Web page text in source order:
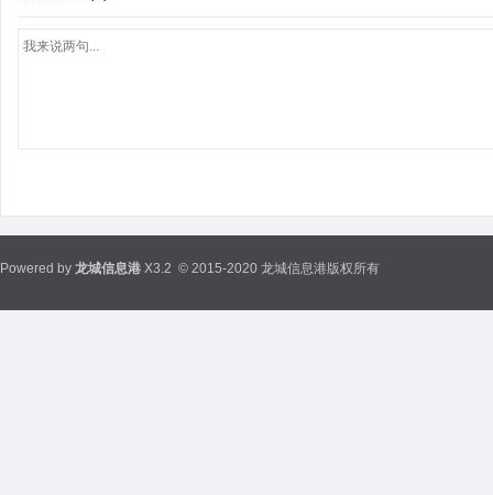
Powered by 龙城信息港 X3.2 © 2015-2020 龙城信息港版权所有